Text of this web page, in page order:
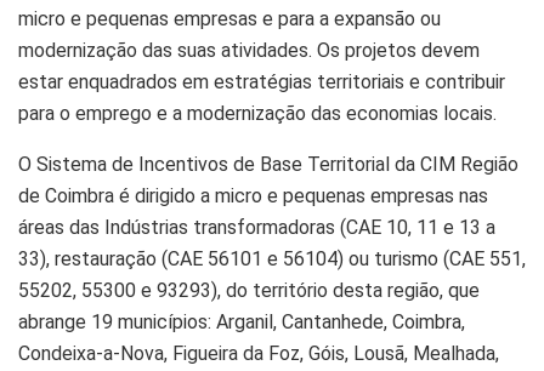
micro e pequenas empresas e para a expansão ou
modernização das suas atividades. Os projetos devem
estar enquadrados em estratégias territoriais e contribuir
para o emprego e a modernização das economias locais.
O Sistema de Incentivos de Base Territorial da CIM Região
de Coimbra é dirigido a micro e pequenas empresas nas
áreas das Indústrias transformadoras (CAE 10, 11 e 13 a
33), restauração (CAE 56101 e 56104) ou turismo (CAE 551,
55202, 55300 e 93293), do território desta região, que
abrange 19 municípios: Arganil, Cantanhede, Coimbra,
Condeixa-a-Nova, Figueira da Foz, Góis, Lousã, Mealhada,